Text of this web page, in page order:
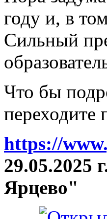
году и, в
Сильный
Что бы
переходите
https://
29.05.2025
Ярцево"